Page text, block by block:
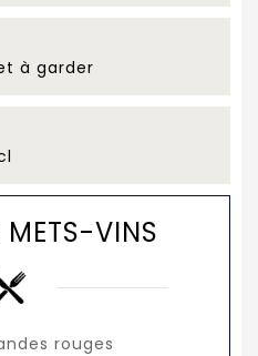
à garder
VINS
rouges